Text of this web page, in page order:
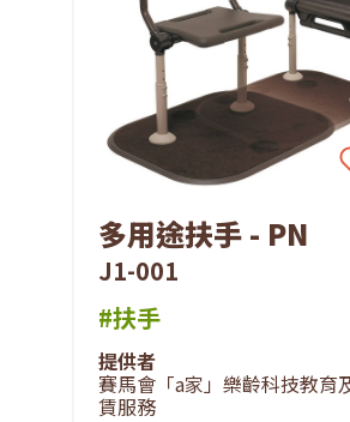
多用途扶手 - PN
J1-001
#扶手
提供者
賽馬會「a家」樂齡科技教育
賃服務